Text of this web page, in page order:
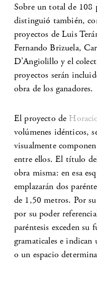
Sobre un total de 108
distinguió también,
proyectos de Luis
Fernando Brizuela,
D’Angiolillo y el
proyectos serán
obra de los ganadores.
El proyecto de
volúmenes idénticos,
visualmente
entre ellos. El título
obra misma: en esa
emplazarán dos
de 1,50 metros. Por
por su poder
paréntesis exceden su
gramaticales e
o un espacio